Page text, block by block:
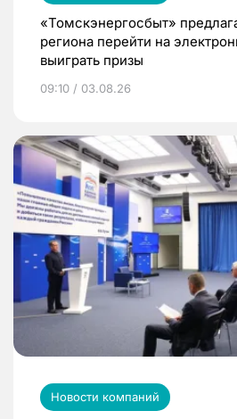
«Томскэнергосбыт»
региона перейти на
выиграть призы
09:10 / 03.08.26
Новости компаний